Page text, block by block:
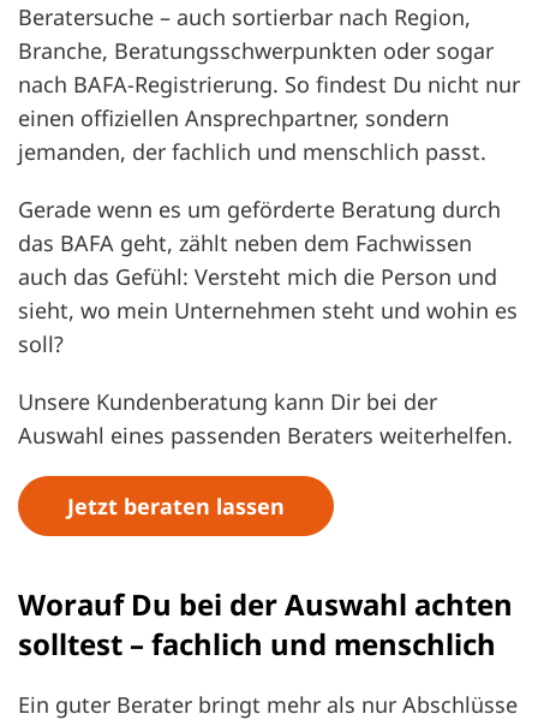
Beratersuche – auch sortierbar nach Region,
Branche, Beratungsschwerpunkten oder sogar
nach BAFA-Registrierung. So findest Du nicht nur
einen offiziellen Ansprechpartner, sondern
jemanden, der fachlich und menschlich passt.
Gerade wenn es um geförderte Beratung durch
das BAFA geht, zählt neben dem Fachwissen
auch das Gefühl: Versteht mich die Person und
sieht, wo mein Unternehmen steht und wohin es
soll?
Unsere Kundenberatung kann Dir bei der
Auswahl eines passenden Beraters weiterhelfen.
Jetzt beraten lassen
Worauf Du bei der Auswahl achten
solltest – fachlich und menschlich
Ein guter Berater bringt mehr als nur Abschlüsse